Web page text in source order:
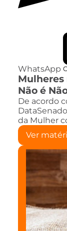
WhatsApp
Mulheres
Não é
De acordo
da Mulher
Ver